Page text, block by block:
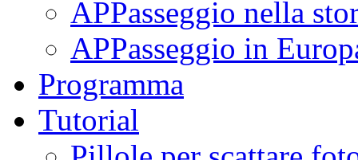
APPasseggio nella
APPasseggio in
Programma
Tutorial